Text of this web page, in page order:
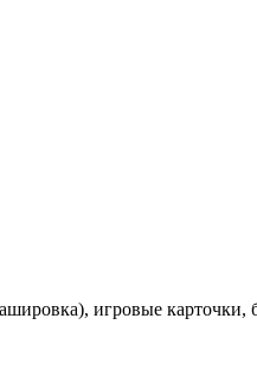
игровые